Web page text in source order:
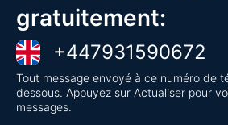
gratuitement:
+447931590672
Tout message envoyé à ce numéro de
dessous. Appuyez sur Actualiser pour
messages.